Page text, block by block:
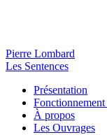
Pierre Lombard
Les Sentences
Présentation
Fonctionnement
À propos
Les Ouvrages